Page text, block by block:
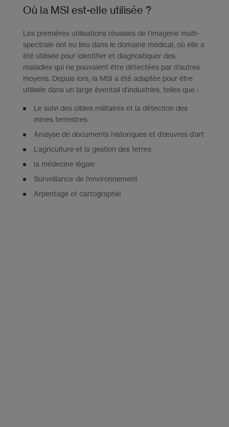
Où la MSI est-elle utilisée ?
Les premières utilisations réussies de l’imagerie multi-
spectrale ont eu lieu dans le domaine médical, où elle a
été utilisée pour identifier et diagnostiquer des
maladies qui ne pouvaient être détectées par d’autres
moyens. Depuis lors, la MSI a été adaptée pour être
utilisée dans un large éventail d’industries, telles que :
Le suivi des cibles militaires et la détection des
mines terrestres
Analyse de documents historiques et d’œuvres d’art
L’agriculture et la gestion des terres
la médecine légale
Surveillance de l’environnement
Arpentage et cartographie